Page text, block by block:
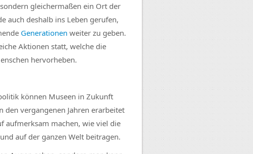
gleichermaßen ein Ort der
auch deshalb ins Leben gerufen,
Generationen weiter zu geben.
Aktionen statt, welche die
hervorheben.
können Museen in Zukunft
den vergangenen Jahren erarbeitet
aufmerksam machen, wie viel die
auf der ganzen Welt beitragen.